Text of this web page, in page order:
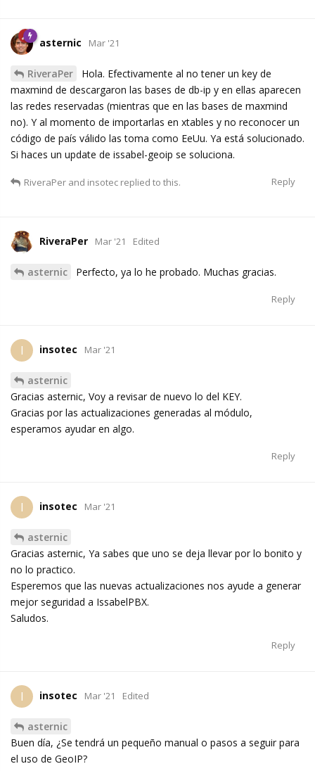
asternic Mar '21
RiveraPer
Hola. Efectivamente al no tener un key de
maxmind de descargaron las bases de db-ip y en ellas aparecen
las redes reservadas (mientras que en las bases de maxmind
no). Y al momento de importarlas en xtables y no reconocer un
código de país válido las toma como EeUu. Ya está solucionado.
Si haces un update de issabel-geoip se soluciona.
Reply
RiveraPer and insotec replied to this.
RiveraPer Mar '21 Edited
asternic Perfecto, ya lo he probado. Muchas gracias.
Reply
I insotec Mar '21
asternic
Gracias asternic, Voy a revisar de nuevo lo del KEY.
Gracias por las actualizaciones generadas al módulo,
esperamos ayudar en algo.
Reply
I insotec Mar '21
asternic
Gracias asternic, Ya sabes que uno se deja llevar por lo bonito y
no lo practico.
Esperemos que las nuevas actualizaciones nos ayude a generar
mejor seguridad a IssabelPBX.
Saludos.
Reply
I insotec Mar '21 Edited
asternic
Buen día, ¿Se tendrá un pequeño manual o pasos a seguir para
el uso de GeoIP?